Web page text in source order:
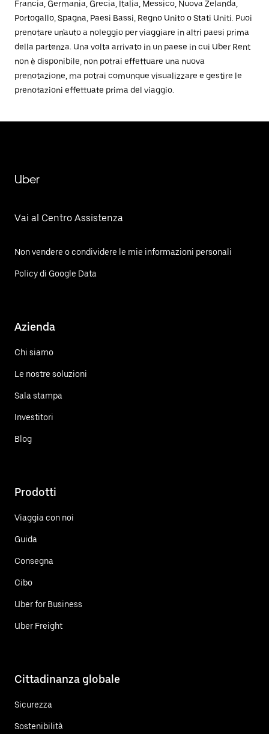
Francia, Germania, Grecia, Italia, Messico, Nuova Zelanda,
Portogallo, Spagna, Paesi Bassi, Regno Unito o Stati Uniti. Puoi
prenotare un'auto a noleggio per viaggiare in altri paesi prima
della partenza. Una volta arrivato in un paese in cui Uber Rent
non è disponibile, non potrai effettuare una nuova
prenotazione, ma potrai comunque visualizzare e gestire le
prenotazioni effettuate prima del viaggio.
Uber
Vai al Centro Assistenza
Non vendere o condividere le mie informazioni personali
Policy di Google Data
Azienda
Chi siamo
Le nostre soluzioni
Sala stampa
Investitori
Blog
Prodotti
Viaggia con noi
Guida
Consegna
Cibo
Uber for Business
Uber Freight
Cittadinanza globale
Sicurezza
Sostenibilità